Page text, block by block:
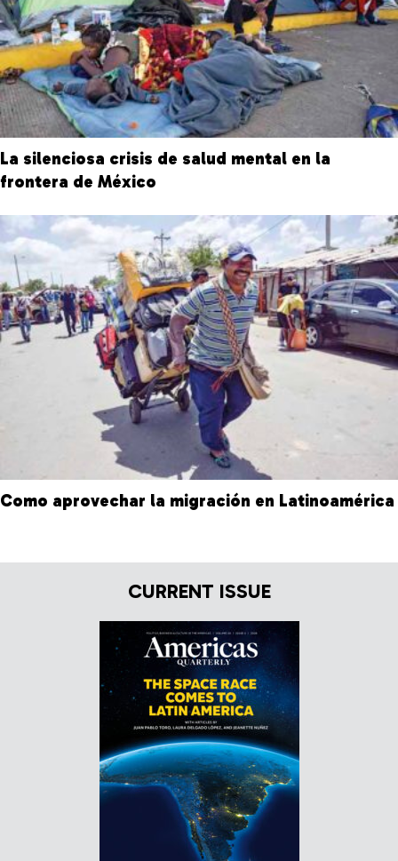
La silenciosa crisis de salud mental en la
frontera de México
Como aprovechar la migración en Latinoamérica
CURRENT ISSUE